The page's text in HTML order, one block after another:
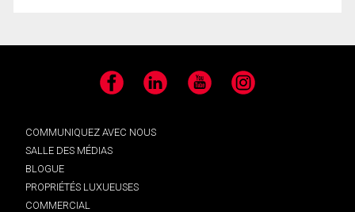
Facebook LinkedIn YouTube Instagram
COMMUNIQUEZ AVEC NOUS
SALLE DES MÉDIAS
BLOGUE
PROPRIÉTÉS LUXUEUSES
COMMERCIAL